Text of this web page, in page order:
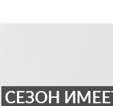
СЕЗОН ИМЕЕТ